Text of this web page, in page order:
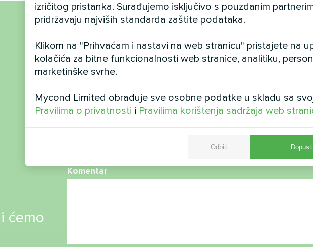
ćemo
Broj telefona
Komentar
izričitog pristanka. Surađujemo isključivo s pouzdanim
pridržavaju najviših standarda zaštite podataka.
Klikom na "Prihvaćam i nastavi na web stranicu" pristajete na
kolačića za bitne funkcionalnosti web stranice, analitiku,
marketinške svrhe.
Mycond Limited obrađuje sve osobne podatke u skladu sa
Pravilima o privatnosti i Pravilima korištenja sadržaja web
Odbiti